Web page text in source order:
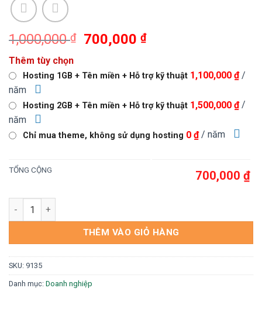
1,000,000₫
Giá
1,000,000 ₫.
700,000₫Giá
là:
Thêm tùy chọn
Hosting 1GB + Tên miền + Hỗ trợ kỹ thuật 1,100,000 ₫ /
năm
Hosting 2GB + Tên miền + Hỗ trợ kỹ thuật 1,500,000 ₫ /
năm
Chỉ mua theme, không sử dụng hosting 0 ₫ / năm
TỔNG CỘNG 700,000 ₫
Theme wordpress flatsome khóa học phun xăm số lượng
THÊM VÀO GIỎ HÀNG
SKU: 9135
Danh mục: Doanh nghiệp